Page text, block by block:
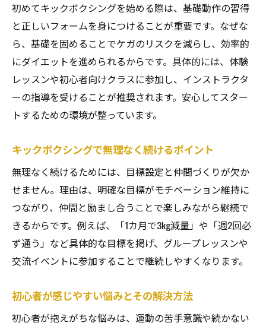
初めてキックボクシングを始める際は、基礎動作の習得
と正しいフォームを身につけることが重要です。なぜな
ら、基礎を固めることでケガのリスクを減らし、効率的
にダイエットを進められるからです。具体的には、体験
レッスンや初心者向けクラスに参加し、インストラクタ
ーの指導を受けることが推奨されます。安心してスター
トするための環境が整っています。
キックボクシングで無理なく続けるポイント
無理なく続けるためには、目標設定と仲間づくりが欠か
せません。理由は、明確な目標がモチベーション維持に
つながり、仲間と励まし合うことで楽しみながら継続で
きるからです。例えば、「1カ月で3kg減量」や「週2回必
ず通う」など具体的な目標を掲げ、グループレッスンや
交流イベントに参加することで継続しやすくなります。
初心者が感じやすい悩みとその解決方法
初心者が抱えがちな悩みは、運動の苦手意識や続かない